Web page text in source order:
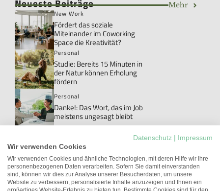
Neueste Beiträge Mehr
New Work
Fördert das soziale
Miteinander im Coworking
Space die Kreativität?
Personal
Studie: Bereits 15 Minuten in
der Natur können Erholung
fördern
Personal
Danke!: Das Wort, das im Job
meistens ungesagt bleibt
Studie: Workations können die
Arbeitgeberattraktivität
erhöhen
Führung
Unterschätztes Potenzial:
Datenschutz
Impressum
Wir verwenden Cookies
Wir verwenden Cookies und ähnliche Technologien, mit deren Hilfe wir Ihre
personenbezogenen Daten verarbeiten. Sofern Sie damit einverstanden
sind, können wir dies zur Analyse unserer Besucherdaten, um unsere
Website zu verbessern, personalisierte Inhalte anzuzeigen und Ihnen ein